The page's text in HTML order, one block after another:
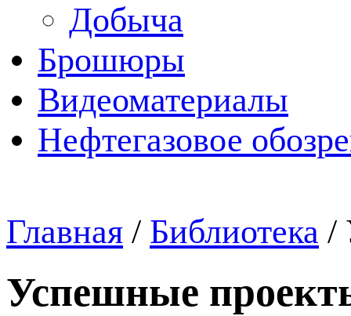
Добыча
Брошюры
Видеоматериалы
Нефтегазовое
Главная / Библиотека /
Успешные